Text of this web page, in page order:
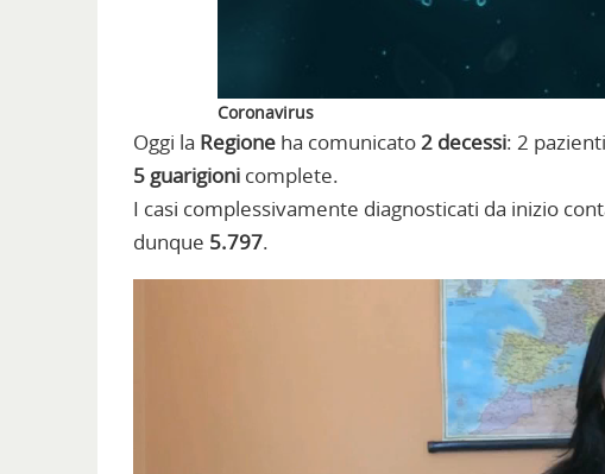
Coronavirus
Oggi la Regione ha comunicato2 decessi: 2
5 guarigioni complete.
I casi complessivamente diagnosticati da inizio
dunque 5.797.